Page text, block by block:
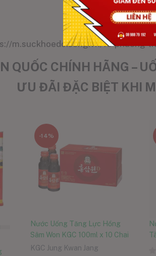
m.suckhoedoisong.vn/10-
QUỐC CHÍNH HÃNG –
ƯU ĐÃI ĐẶC BIỆT KHI
-14%
Nước Uống Tăng Lực Hồng
Sâm Won KGC 100ml x 10 Chai
KGC Jung Kwan Jang